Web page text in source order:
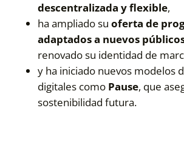
descentralizada y flexible,
ha ampliado su oferta de
adaptados a nuevos
renovado su identidad de
y ha iniciado nuevos modelos
digitales como Pause, que
sostenibilidad futura.